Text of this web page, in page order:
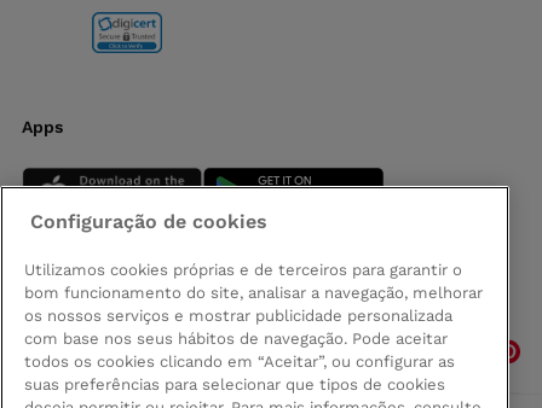
Apps
Siga-nos
Configuração de cookies
Utilizamos cookies próprias e de terceiros para garantir o
bom funcionamento do site, analisar a navegação, melhorar
os nossos serviços e mostrar publicidade personalizada
com base nos seus hábitos de navegação. Pode aceitar
todos os cookies clicando em “Aceitar”, ou configurar as
suas preferências para selecionar que tipos de cookies